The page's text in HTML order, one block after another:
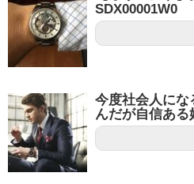
SDX00001W0
今度社会人にな
んだが自信あ